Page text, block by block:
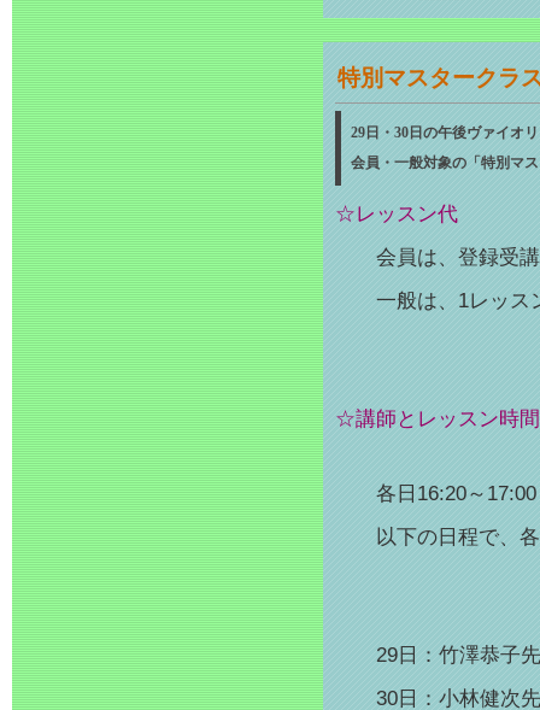
特別マスタークラ
29日・30日の午後ヴァイオ
会員・一般対象の「特別マ
☆レッスン代
会員は、登録受講
一般は、1レッス
☆講師とレッスン時間
各日16:20～17:00
以下の日程で、各
29日：竹澤恭子
30日：小林健次先